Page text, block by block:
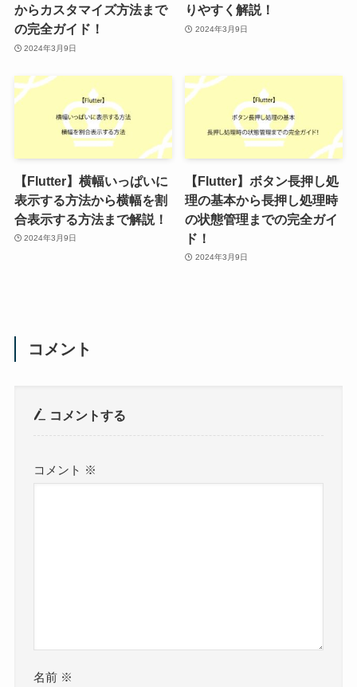
からカスタマイズ方法まで
の完全ガイド！
2024年3月9日
りやすく解説！
2024年3月9日
【Flutter】横幅いっぱいに
表示する方法から横幅を割
合表示する方法まで解説！
2024年3月9日
【Flutter】ボタン長押し処
理の基本から長押し処理時
の状態管理までの完全ガイ
ド！
2024年3月9日
コメント
コメントする
コメント ※
名前 ※